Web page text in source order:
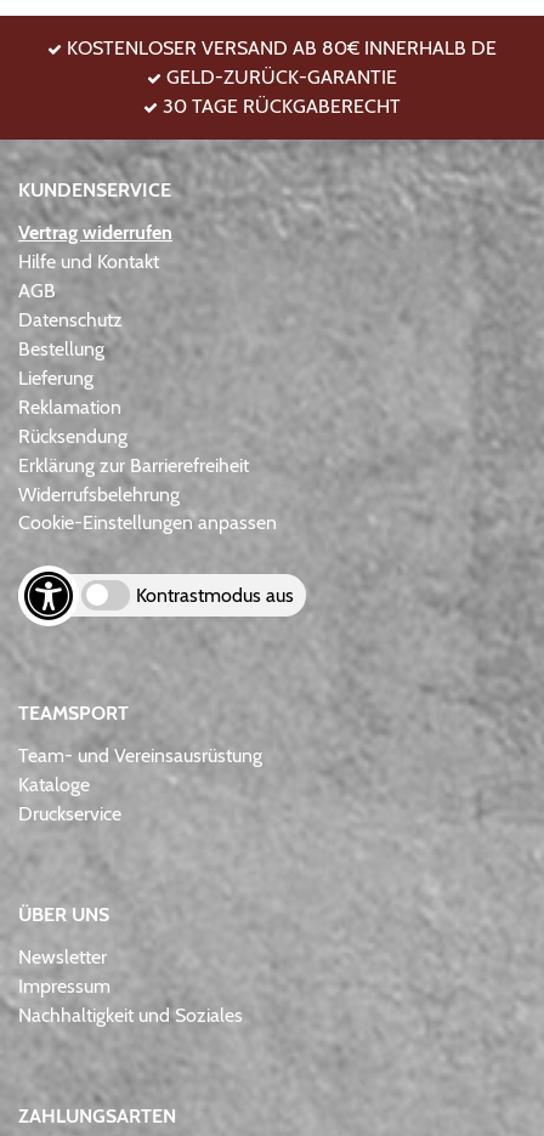
KOSTENLOSER VERSAND AB 80€ INNERHALB DE
GELD-ZURÜCK-GARANTIE
30 TAGE RÜCKGABERECHT
KUNDENSERVICE
Vertrag widerrufen
Hilfe und Kontakt
AGB
Datenschutz
Bestellung
Lieferung
Reklamation
Rücksendung
Erklärung zur Barrierefreiheit
Widerrufsbelehrung
Cookie-Einstellungen anpassen
Kontrastmodus aus
TEAMSPORT
Team- und Vereinsausrüstung
Kataloge
Druckservice
ÜBER UNS
Newsletter
Impressum
Nachhaltigkeit und Soziales
ZAHLUNGSARTEN